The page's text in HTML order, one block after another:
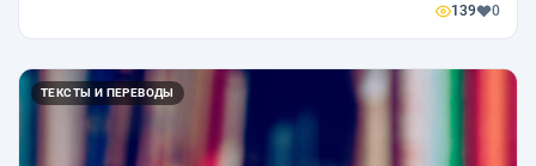
139 0
ТЕКСТЫ И ПЕРЕВОДЫ